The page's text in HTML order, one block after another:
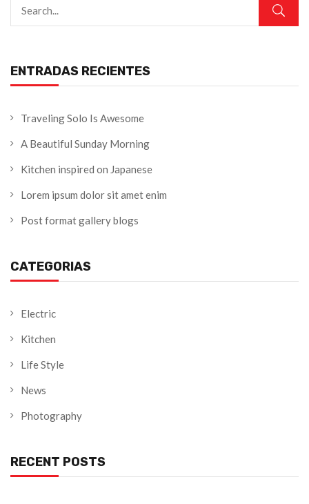
ENTRADAS RECIENTES
Traveling Solo Is Awesome
A Beautiful Sunday Morning
Kitchen inspired on Japanese
Lorem ipsum dolor sit amet enim
Post format gallery blogs
CATEGORIAS
Electric
Kitchen
Life Style
News
Photography
RECENT POSTS